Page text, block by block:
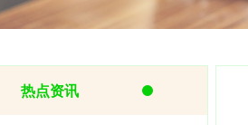
热点资讯